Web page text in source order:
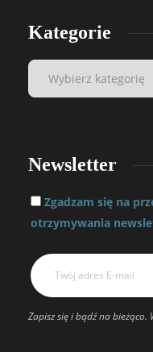
Kategorie
Newsletter
Zgadzam się na
otrzymywania
Zapisz się i bądź na bieżąco.